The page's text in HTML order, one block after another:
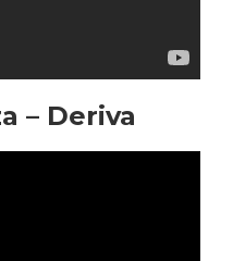
– Deriva